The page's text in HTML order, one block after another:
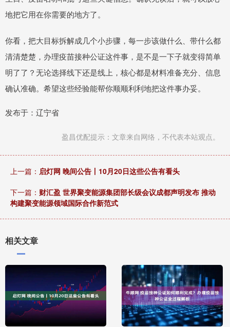
地把它用在你需要的地方了。
你看，把大目标拆解成几个小步骤，每一步该做什么、带什么都
清清楚楚，办理疫苗接种公证这件事，是不是一下子就变得简单
明了了？无论选择线下还是线上，核心都是材料准备充分、信息
确认准确。希望这些经验能帮你顺顺利利地把这件事办妥。
发布于：辽宁省
盈昌优配提示：文章来自网络，不代表本站观点。
上一篇： 启灯网 晚间公告丨10月20日这些公告有看头
下一篇： 财汇盈 世界聚变能源集团部长级会议成都声明发布 推动
构建聚变能源领域国际合作新范式
相关文章